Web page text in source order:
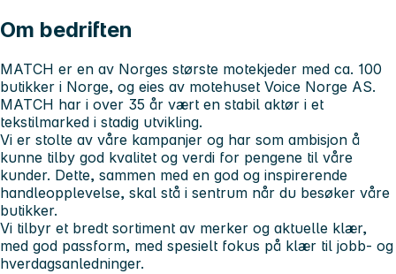
Om bedriften
MATCH er en av Norges største motekjeder med ca. 100
butikker i Norge, og eies av motehuset Voice Norge AS.
MATCH har i over 35 år vært en stabil aktør i et
tekstilmarked i stadig utvikling.
Vi er stolte av våre kampanjer og har som ambisjon å
kunne tilby god kvalitet og verdi for pengene til våre
kunder. Dette, sammen med en god og inspirerende
handleopplevelse, skal stå i sentrum når du besøker våre
butikker.
Vi tilbyr et bredt sortiment av merker og aktuelle klær,
med god passform, med spesielt fokus på klær til jobb- og
hverdagsanledninger.